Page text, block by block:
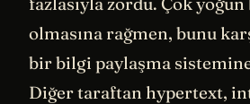
olmasına rağmen, bunu
bir bilgi paylaşma
Diğer taraftan hypertext,